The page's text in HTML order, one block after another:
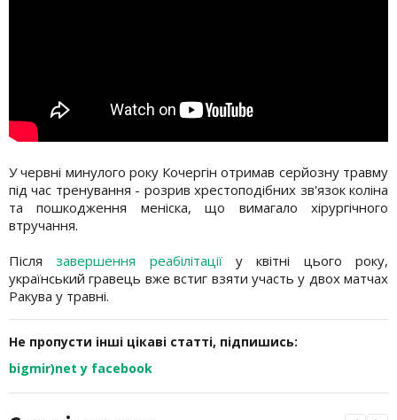
У червні минулого року Кочергін отримав серйозну травму
під час тренування - розрив хрестоподібних зв'язок коліна
та пошкодження меніска, що вимагало хірургічного
втручання.
Післязавершення реабілітаціїу квітні цього року,
український гравець вже встиг взяти участь у двох матчах
Ракува у травні.
Не пропусти інші цікаві статті, підпишись:
bigmir)net у facebook